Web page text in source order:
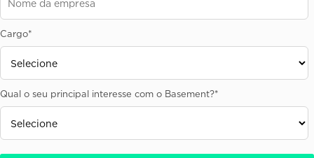
Cargo*
Qual o seu principal interesse com o Basement?*